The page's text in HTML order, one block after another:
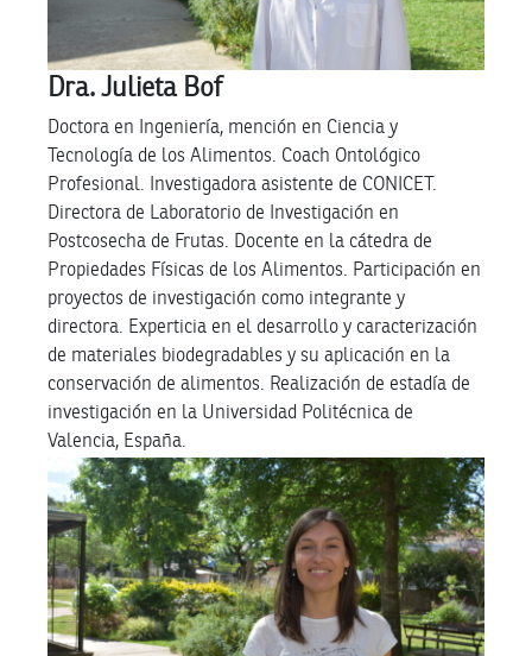
Dra. Julieta Bof
Doctora en Ingeniería, mención en Ciencia y
Tecnología de los Alimentos. Coach Ontológico
Profesional. Investigadora asistente de CONICET.
Directora de Laboratorio de Investigación en
Postcosecha de Frutas. Docente en la cátedra de
Propiedades Físicas de los Alimentos. Participación en
proyectos de investigación como integrante y
directora. Experticia en el desarrollo y caracterización
de materiales biodegradables y su aplicación en la
conservación de alimentos. Realización de estadía de
investigación en la Universidad Politécnica de
Valencia, España.